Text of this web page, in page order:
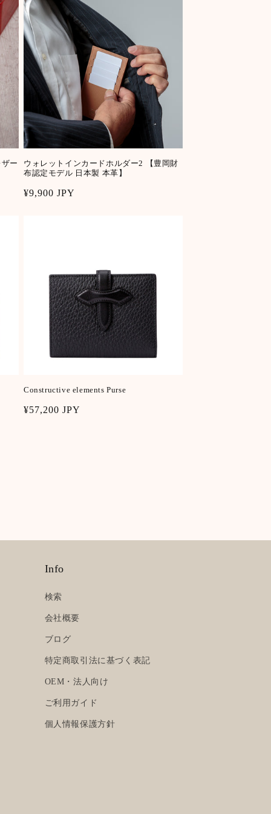
ー
ウォレットインカードホルダー2 【豊岡財
布認定モデル 日本製 本革】
Regular
¥9,900 JPY
Constructive elements Purse
Regular
¥57,200 JPY
Info
検索
会社概要
ブログ
特定商取引法に基づく表記
OEM・法人向け
ご利用ガイド
個人情報保護方針